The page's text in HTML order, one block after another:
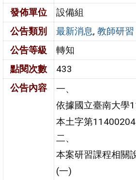
發佈單位
設備組
公告類別
最新消息,教師研習
公告等級
轉知
點閱次數
433
公告內容
一、
依據國立臺南大學
本土字第
二、
本案研習課程相關
(一)